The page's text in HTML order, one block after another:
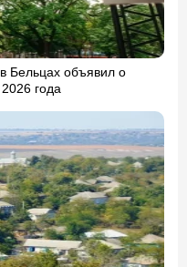
Бельцах объявил о
года